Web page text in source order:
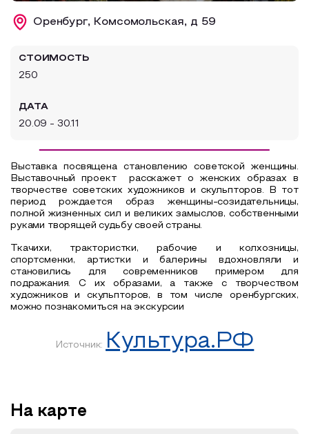
Образовательный туризм
Оренбург, Комсомольская, д 59
СТОИМОСТЬ
250
ДАТА
20.09 - 30.11
Выставка посвящена становлению советской женщины.
Выставочный проект расскажет о женских образах в
творчестве советских художников и скульпторов. В тот
период рождается образ женщины-созидательницы,
полной жизненных сил и великих замыслов, собственными
руками творящей судьбу своей страны.
Ткачихи, трактористки, рабочие и колхозницы,
спортсменки, артистки и балерины вдохновляли и
становились для современников примером для
подражания. С их образами, а также с творчеством
художников и скульпторов, в том числе оренбургских,
можно познакомиться на экскурсии
Источник: Культура.РФ
На карте